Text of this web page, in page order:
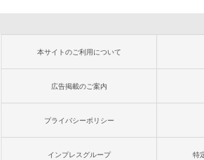
本サイトのご利用について
広告掲載のご案内
プライバシーポリシー
インプレスグループ 特